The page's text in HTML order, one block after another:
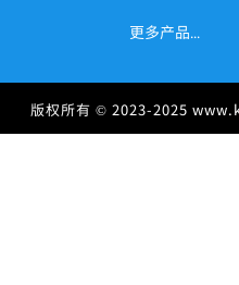
版权所有 © 2023-2025
更多产品...